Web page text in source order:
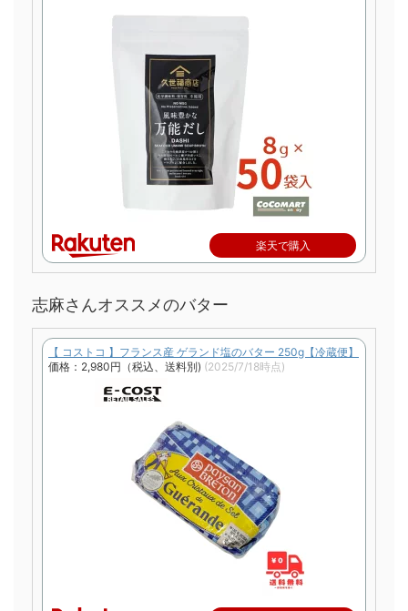
楽天で購入
志麻さんオススメのバター
【 コストコ 】フランス産 ゲランド塩のバター 250g【冷蔵便】
価格：2,980円（税込、送料別) (2025/7/18時点)